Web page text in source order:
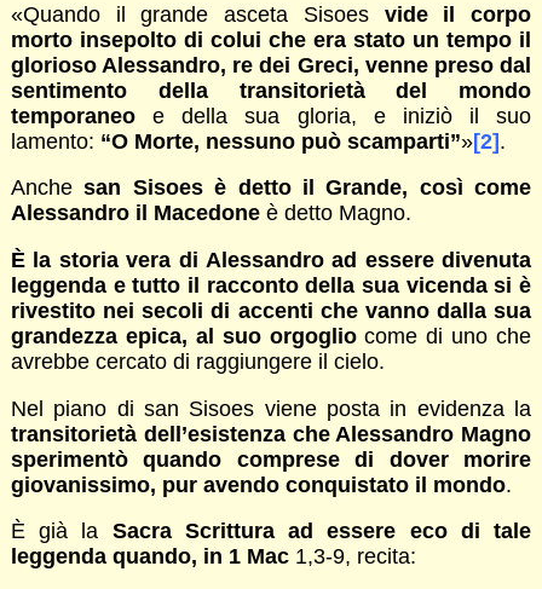
«Quando il grande asceta Sisoes vide il corpo
morto insepolto di colui che era stato un tempo il
glorioso Alessandro, re dei Greci, venne preso dal
sentimento della transitorietà del mondo
temporaneoe della sua gloria, e iniziò il suo
lamento: “O Morte, nessuno può scamparti”»[2].
Anchesan Sisoes è detto il Grande, così come
Alessandro il Macedoneè detto Magno.
È la storia vera di Alessandro ad essere divenuta
leggenda e tutto il racconto della sua vicenda si è
rivestito nei secoli di accenti che vanno dalla sua
grandezza epica, al suo orgogliocome di uno che
avrebbe cercato di raggiungere il cielo.
Nel piano di san Sisoes viene posta in evidenza la
transitorietà dell’esistenza che Alessandro Magno
sperimentò quando comprese di dover morire
giovanissimo, pur avendo conquistato il mondo.
È già la Sacra Scrittura ad essere eco di tale
leggenda quando, in 1 Mac1,3-9, recita: